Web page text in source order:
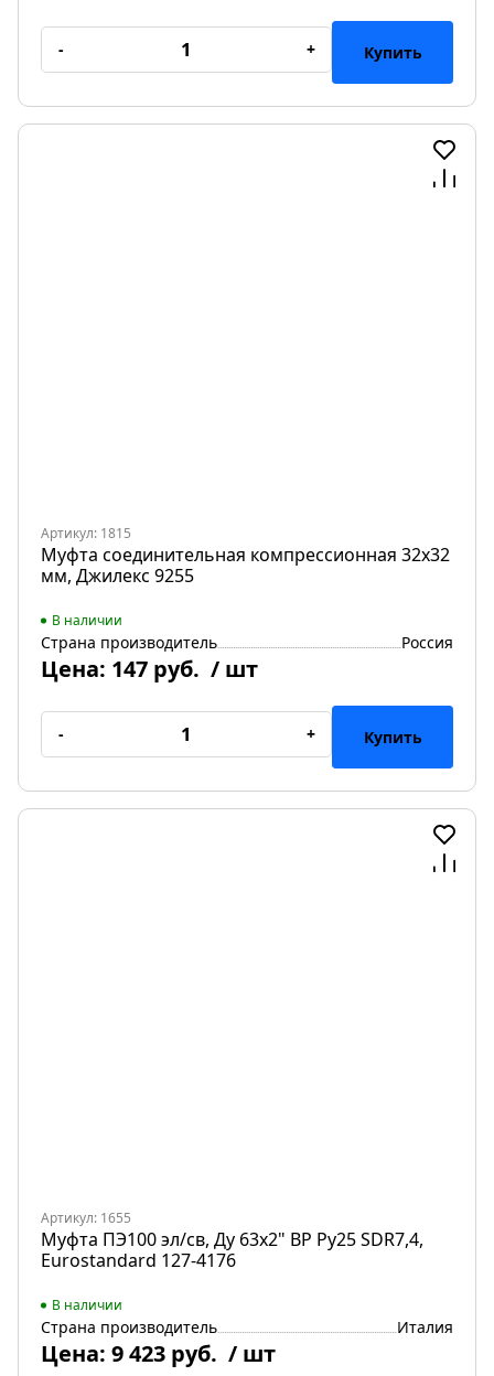
- + Купить
Артикул: 1815
Муфта соединительная компрессионная 32х32
мм, Джилекс 9255
В наличии
Страна производитель Россия
Цена: 147 руб. / шт
- + Купить
Артикул: 1655
Муфта ПЭ100 эл/св, Ду 63х2" ВР Ру25 SDR7,4,
Eurostandard 127-4176
В наличии
Страна производитель Италия
Цена: 9 423 руб. / шт